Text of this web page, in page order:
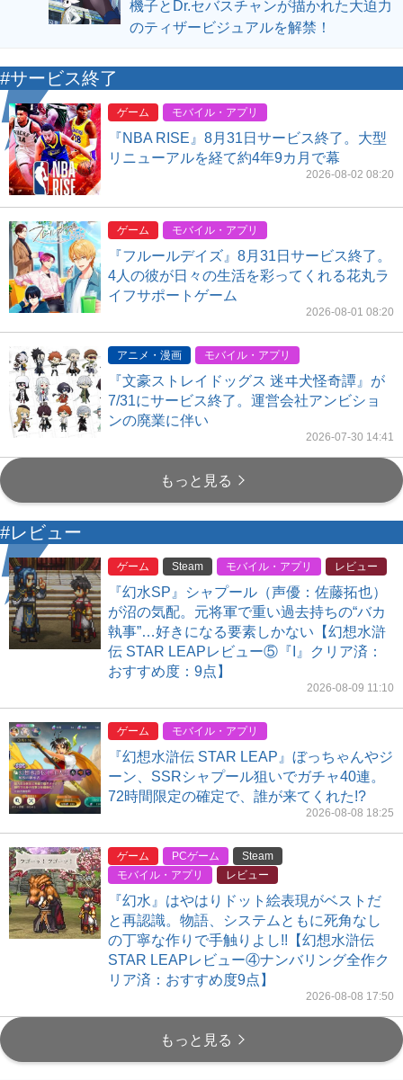
機子とDr.セバスチャンが描かれた大迫力
のティザービジュアルを解禁！
#サービス終了
ゲーム モバイル・アプリ
『NBA RISE』8月31日サービス終了。大型
リニューアルを経て約4年9カ月で幕
2026-08-02 08:20
ゲーム モバイル・アプリ
『フルールデイズ』8月31日サービス終了。
4人の彼が日々の生活を彩ってくれる花丸ラ
イフサポートゲーム
2026-08-01 08:20
アニメ・漫画 モバイル・アプリ
『文豪ストレイドッグス 迷ヰ犬怪奇譚』が
7/31にサービス終了。運営会社アンビショ
ンの廃業に伴い
2026-07-30 14:41
もっと見る
#レビュー
ゲーム Steam モバイル・アプリ レビュー
『幻水SP』シャプール（声優：佐藤拓也）
が沼の気配。元将軍で重い過去持ちの“バカ
執事”…好きになる要素しかない【幻想水滸
伝 STAR LEAPレビュー⑤『I』クリア済：
おすすめ度：9点】
2026-08-09 11:10
ゲーム モバイル・アプリ
『幻想水滸伝 STAR LEAP』ぼっちゃんやジ
ーン、SSRシャプール狙いでガチャ40連。
72時間限定の確定で、誰が来てくれた!?
2026-08-08 18:25
ゲーム PCゲーム
Steam
モバイル・アプリ
レビュー
『幻水』はやはりドット絵表現がベストだ
と再認識。物語、システムともに死角なし
の丁寧な作りで手触りよし!!【幻想水滸伝
STAR LEAPレビュー④ナンバリング全作ク
リア済：おすすめ度9点】
2026-08-08 17:50
もっと見る